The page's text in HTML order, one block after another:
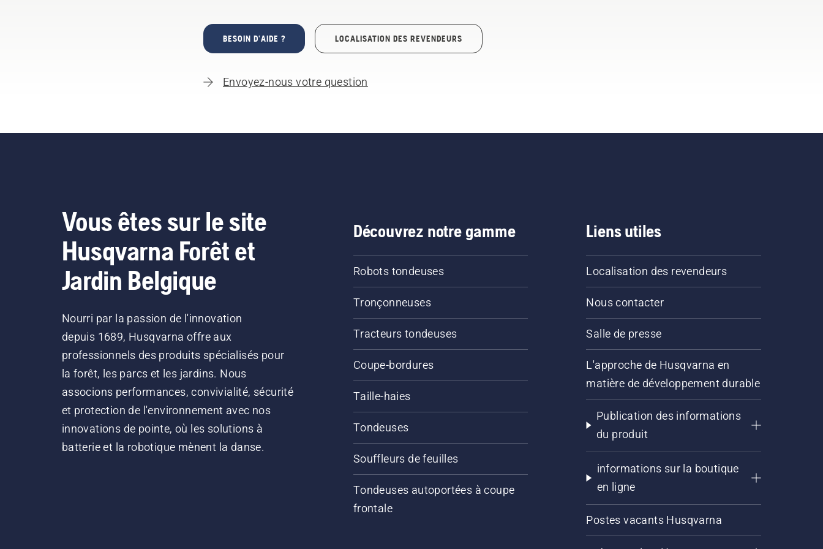
BESOIN D'AIDE ? LOCALISATION DES REVENDEURS
Envoyez-nous votre question
Vous êtes sur le site
Husqvarna Forêt et
Jardin Belgique
Nourri par la passion de l'innovation
depuis 1689, Husqvarna offre aux
professionnels des produits spécialisés pour
la forêt, les parcs et les jardins. Nous
associons performances, convivialité, sécurité
et protection de l'environnement avec nos
innovations de pointe, où les solutions à
batterie et la robotique mènent la danse.
Découvrez notre gamme
Robots tondeuses
Tronçonneuses
Tracteurs tondeuses
Coupe-bordures
Taille-haies
Tondeuses
Souffleurs de feuilles
Tondeuses autoportées à coupe
frontale
Liens utiles
Localisation des revendeurs
Nous contacter
Salle de presse
L'approche de Husqvarna en
matière de développement durable
Publication des informations
du produit
informations sur la boutique
en ligne
Postes vacants Husqvarna